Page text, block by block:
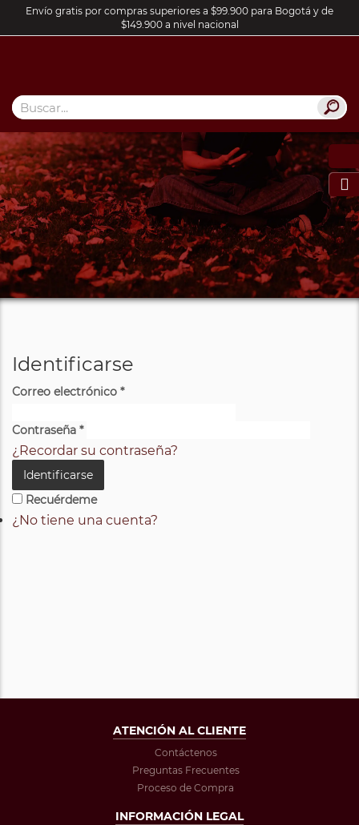
Envío gratis por compras superiores a $99.900 para Bogotá y de
$149.900 a nivel nacional

Identificarse
Correo electrónico *
Contraseña *
¿Recordar su contraseña?
Identificarse
Recuérdeme
¿No tiene una cuenta?
ATENCIÓN AL CLIENTE
Contáctenos
Preguntas Frecuentes
Proceso de Compra
INFORMACIÓN LEGAL